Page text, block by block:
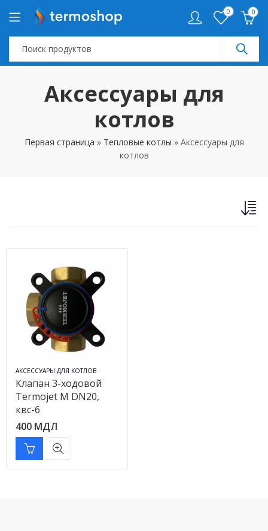
0 0
Аксессуары для
котлов
Первая страница » Тепловые котлы » Аксессуары для
котлов
АКСЕССУАРЫ ДЛЯ КОТЛОВ
Клапан 3-ходовой
Termojet M DN20,
квс-6
400 МДЛ